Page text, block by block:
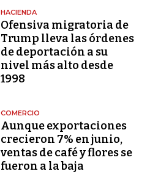
HACIENDA
Ofensiva migratoria de
Trump lleva las órdenes
de deportación a su
nivel más alto desde
1998
COMERCIO
Aunque exportaciones
crecieron 7% en junio,
ventas de café y flores se
fueron a la baja